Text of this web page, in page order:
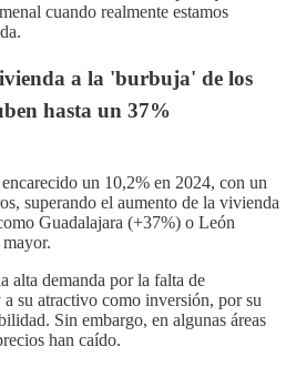
cuando realmente estamos
a la 'burbuja' de los
hasta un 37%
un 10,2% en 2024, con un
superando el aumento de la vivienda
Guadalajara (+37%) o León
alta demanda por la falta de
su atractivo como inversión, por su
Sin embargo, en algunas áreas
han caído.